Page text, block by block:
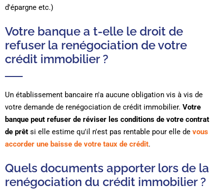
d'épargne etc.)
Votre banque a t-elle le droit de
refuser la renégociation de votre
crédit immobilier ?
Un établissement bancaire n'a aucune obligation vis à vis de
votre demande de renégociation de crédit immobilier. Votre
banque peut refuser de réviser les conditions de votre contrat
de prêt si elle estime qu'il n'est pas rentable pour elle de vous
accorder une baisse de votre taux de crédit.
Quels documents apporter lors de la
renégociation du crédit immobilier ?